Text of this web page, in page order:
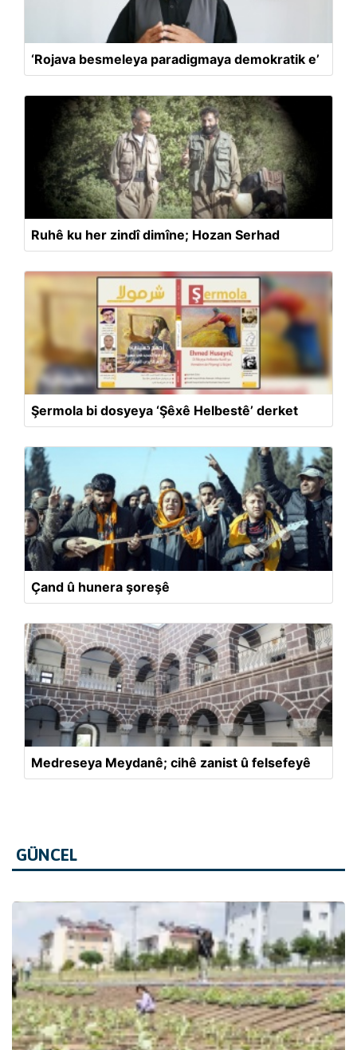
‘Rojava besmeleya paradigmaya demokratik e’
Ruhê ku her zindî dimîne; Hozan Serhad
Şermola bi dosyeya ‘Şêxê Helbestê’ derket
Çand û hunera şoreşê
Medreseya Meydanê; cihê zanist û felsefeyê
GÜNCEL